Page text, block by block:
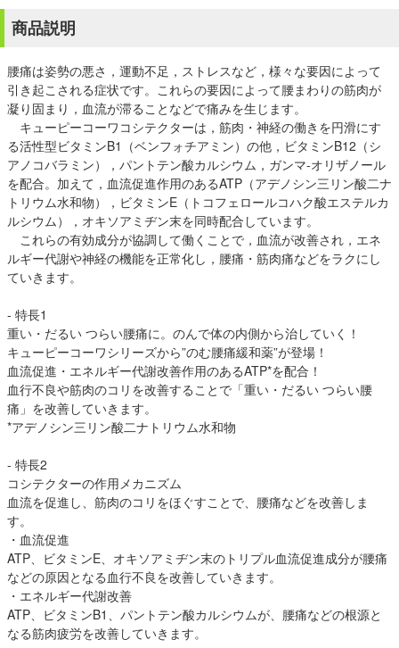
商品説明
腰痛は姿勢の悪さ，運動不足，ストレスなど，様々な要因によって
引き起こされる症状です。これらの要因によって腰まわりの筋肉が
凝り固まり，血流が滞ることなどで痛みを生じます。
キューピーコーワコシテクターは，筋肉・神経の働きを円滑にす
る活性型ビタミンB1（ベンフォチアミン）の他，ビタミンB12（シ
アノコバラミン），パントテン酸カルシウム，ガンマ-オリザノール
を配合。加えて，血流促進作用のあるATP（アデノシン三リン酸二ナ
トリウム水和物），ビタミンE（トコフェロールコハク酸エステルカ
ルシウム），オキソアミヂン末を同時配合しています。
これらの有効成分が協調して働くことで，血流が改善され，エネ
ルギー代謝や神経の機能を正常化し，腰痛・筋肉痛などをラクにし
ていきます。
- 特長1
重い・だるい つらい腰痛に。のんで体の内側から治していく！
キューピーコーワシリーズから”のむ腰痛緩和薬”が登場！
血流促進・エネルギー代謝改善作用のあるATP*を配合！
血行不良や筋肉のコリを改善することで「重い・だるい つらい腰
痛」を改善していきます。
*アデノシン三リン酸二ナトリウム水和物
- 特長2
コシテクターの作用メカニズム
血流を促進し、筋肉のコリをほぐすことで、腰痛などを改善しま
す。
・血流促進
ATP、ビタミンE、オキソアミヂン末のトリプル血流促進成分が腰痛
などの原因となる血行不良を改善していきます。
・エネルギー代謝改善
ATP、ビタミンB1、パントテン酸カルシウムが、腰痛などの根源と
なる筋肉疲労を改善していきます。